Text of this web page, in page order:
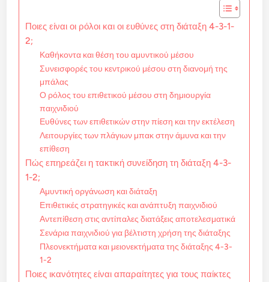
Ποιες είναι οι ρόλοι και οι ευθύνες στη διάταξη 4-3-1-
2;
Καθήκοντα και θέση του αμυντικού μέσου
Συνεισφορές του κεντρικού μέσου στη διανομή της
μπάλας
Ο ρόλος του επιθετικού μέσου στη δημιουργία
παιχνιδιού
Ευθύνες των επιθετικών στην πίεση και την εκτέλεση
Λειτουργίες των πλάγιων μπακ στην άμυνα και την
επίθεση
Πώς επηρεάζει η τακτική συνείδηση τη διάταξη 4-3-
1-2;
Αμυντική οργάνωση και διάταξη
Επιθετικές στρατηγικές και ανάπτυξη παιχνιδιού
Αντεπίθεση στις αντίπαλες διατάξεις αποτελεσματικά
Σενάρια παιχνιδιού για βέλτιστη χρήση της διάταξης
Πλεονεκτήματα και μειονεκτήματα της διάταξης 4-3-
1-2
Ποιες ικανότητες είναι απαραίτητες για τους παίκτες